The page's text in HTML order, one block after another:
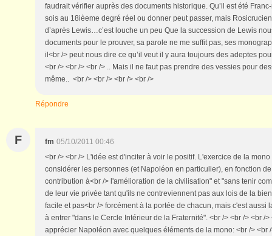
faudrait vérifier auprès des documents historique. Qu’il est été
sois au 18ièeme degré réel ou donner peut passer, mais
d’après Lewis…c’est louche un peu Que la succession de Lewis
documents pour le prouver, sa parole ne me suffit pas, ses
il<br /> peut nous dire ce qu’il veut il y aura toujours des adeptes
<br /> <br /> <br /> .. Mais il ne faut pas prendre des vessies pour
même.. <br /> <br /> <br /> <br />
Répondre
F fm 05/10/2011 00:46
<br /> <br /> L'idée est d'inciter à voir le positif. L'exercice de la
considérer les personnes (et Napoléon en particulier), en fonction
contribution à<br /> l'amélioration de la civilisation" et "sans tenir
de leur vie privée tant qu'ils ne contreviennent pas aux lois de la
facile et pas<br /> forcément à la portée de chacun, mais c'est aussi
à entrer "dans le Cercle Intérieur de la Fraternité". <br /> <br /> <br /
apprécier Napoléon avec quelques éléments de la mono: <br /> <br